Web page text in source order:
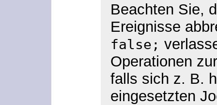
Beachten Sie,
Ereignisse
false;
Operationen
falls sich z. B.
eingesetzten